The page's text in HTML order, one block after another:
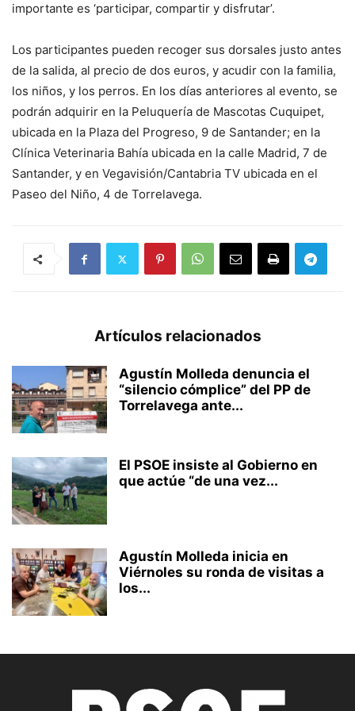
importante es ‘participar, compartir y disfrutar’.
Los participantes pueden recoger sus dorsales justo antes
de la salida, al precio de dos euros, y acudir con la familia,
los niños, y los perros. En los días anteriores al evento, se
podrán adquirir en la Peluquería de Mascotas Cuquipet,
ubicada en la Plaza del Progreso, 9 de Santander; en la
Clínica Veterinaria Bahía ubicada en la calle Madrid, 7 de
Santander, y en Vegavisión/Cantabria TV ubicada en el
Paseo del Niño, 4 de Torrelavega.
Artículos relacionados
Agustín Molleda denuncia el
“silencio cómplice” del PP de
Torrelavega ante...
El PSOE insiste al Gobierno en
que actúe “de una vez...
Agustín Molleda inicia en
Viérnoles su ronda de visitas a
los...